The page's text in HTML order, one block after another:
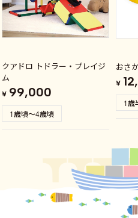
クアドロ トドラー・プレイジ
ム
¥ 99,000
1歳頃～4歳頃
おさ
¥
1歳